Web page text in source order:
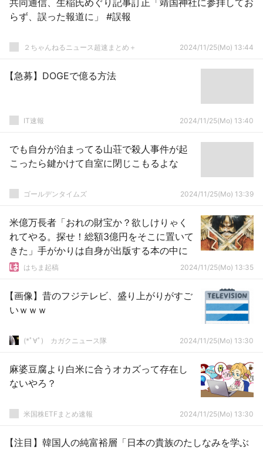
共同通信、生稲氏めぐり記事訂正「靖国神社に参拝してお
らず、誤った報道に」 #誤報
２ちゃんねるニュース超速まとめ＋ 2024/11/25(Mo) 13:44
【急募】DOGEで億る方法
IT速報 2024/11/25(Mo) 13:40
でも自分が泊まってる山荘で殺人事件が起
こったら鍵かけて自室に閉じこもるよな
ゴールデンタイムズ 2024/11/25(Mo) 13:39
米億万長者「おれの財宝か？欲しけりゃく
れてやる。探せ！総額3億円をそこに置いて
きた」手がかりは自身が出版する本の中に
はちま起稿 2024/11/25(Mo) 13:35
【画像】昔のフジテレビ、盛り上がりがすご
いｗｗｗ
(*ﾟ∀ﾟ)ゞカガクニュース隊 2024/11/25(Mo) 13:30
麻婆豆腐より白米に合うオカズって存在し
ないやろ？
米国株ETFまとめ速報 2024/11/25(Mo) 13:30
【注目】韓国人の純富裕層「日本の貴族のたしなみを学ぶ